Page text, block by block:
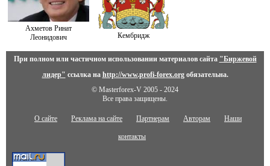
Ахметов Ринат
Леонидович
Кембридж
При полном или частичном использовании материалов сайта "Биржевой
лидер" ссылка на http://www.profi-forex.orgобязательна.
© Masterforex-V 2005 - 2024
Все права защищены.
О сайте Реклама на сайте Партнерам Авторам Наши
контакты